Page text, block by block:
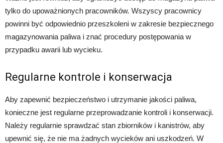
tylko do upoważnionych pracowników. Wszyscy pracownicy
powinni być odpowiednio przeszkoleni w zakresie bezpiecznego
magazynowania paliwa i znać procedury postępowania w
przypadku awarii lub wycieku.
Regularne kontrole i konserwacja
Aby zapewnić bezpieczeństwo i utrzymanie jakości paliwa,
konieczne jest regularne przeprowadzanie kontroli i konserwacji.
Należy regularnie sprawdzać stan zbiorników i kanistrów, aby
upewnić się, że nie ma żadnych wycieków ani uszkodzeń. W